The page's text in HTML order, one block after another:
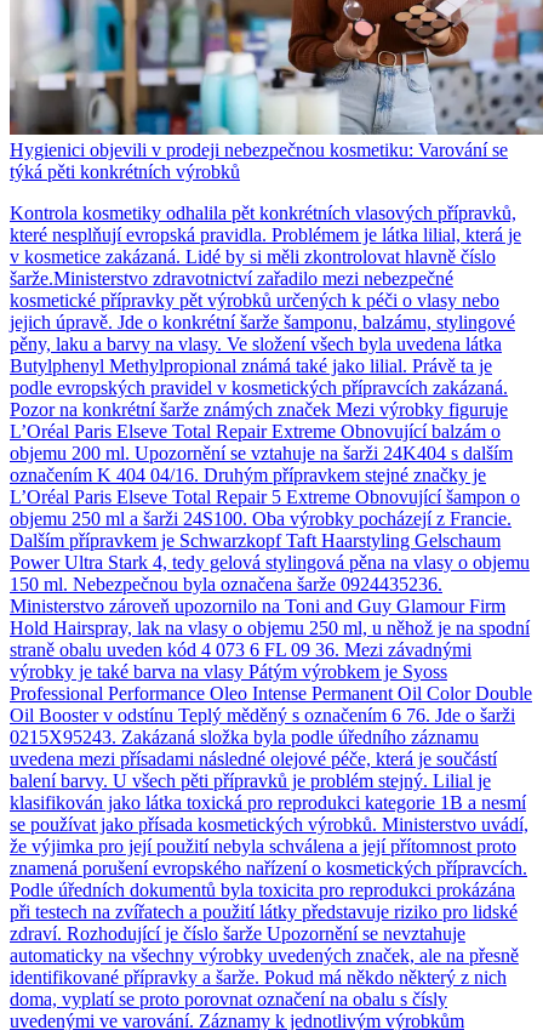
Hygienici objevili v prodeji nebezpečnou kosmetiku: Varování se
týká pěti konkrétních výrobků
Kontrola kosmetiky odhalila pět konkrétních vlasových přípravků,
které nesplňují evropská pravidla. Problémem je látka lilial, která je
v kosmetice zakázaná. Lidé by si měli zkontrolovat hlavně číslo
šarže.Ministerstvo zdravotnictví zařadilo mezi nebezpečné
kosmetické přípravky pět výrobků určených k péči o vlasy nebo
jejich úpravě. Jde o konkrétní šarže šamponu, balzámu, stylingové
pěny, laku a barvy na vlasy. Ve složení všech byla uvedena látka
Butylphenyl Methylpropional známá také jako lilial. Právě ta je
podle evropských pravidel v kosmetických přípravcích zakázaná.
Pozor na konkrétní šarže známých značek Mezi výrobky figuruje
L’Oréal Paris Elseve Total Repair Extreme Obnovující balzám o
objemu 200 ml. Upozornění se vztahuje na šarži 24K404 s dalším
označením K 404 04/16. Druhým přípravkem stejné značky je
L’Oréal Paris Elseve Total Repair 5 Extreme Obnovující šampon o
objemu 250 ml a šarži 24S100. Oba výrobky pocházejí z Francie.
Dalším přípravkem je Schwarzkopf Taft Haarstyling Gelschaum
Power Ultra Stark 4, tedy gelová stylingová pěna na vlasy o objemu
150 ml. Nebezpečnou byla označena šarže 0924435236.
Ministerstvo zároveň upozornilo na Toni and Guy Glamour Firm
Hold Hairspray, lak na vlasy o objemu 250 ml, u něhož je na spodní
straně obalu uveden kód 4 073 6 FL 09 36. Mezi závadnými
výrobky je také barva na vlasy Pátým výrobkem je Syoss
Professional Performance Oleo Intense Permanent Oil Color Double
Oil Booster v odstínu Teplý měděný s označením 6 76. Jde o šarži
0215X95243. Zakázaná složka byla podle úředního záznamu
uvedena mezi přísadami následné olejové péče, která je součástí
balení barvy. U všech pěti přípravků je problém stejný. Lilial je
klasifikován jako látka toxická pro reprodukci kategorie 1B a nesmí
se používat jako přísada kosmetických výrobků. Ministerstvo uvádí,
že výjimka pro její použití nebyla schválena a její přítomnost proto
znamená porušení evropského nařízení o kosmetických přípravcích.
Podle úředních dokumentů byla toxicita pro reprodukci prokázána
při testech na zvířatech a použití látky představuje riziko pro lidské
zdraví. Rozhodující je číslo šarže Upozornění se nevztahuje
automaticky na všechny výrobky uvedených značek, ale na přesně
identifikované přípravky a šarže. Pokud má někdo některý z nich
doma, vyplatí se proto porovnat označení na obalu s čísly
uvedenými ve varování. Záznamy k jednotlivým výrobkům